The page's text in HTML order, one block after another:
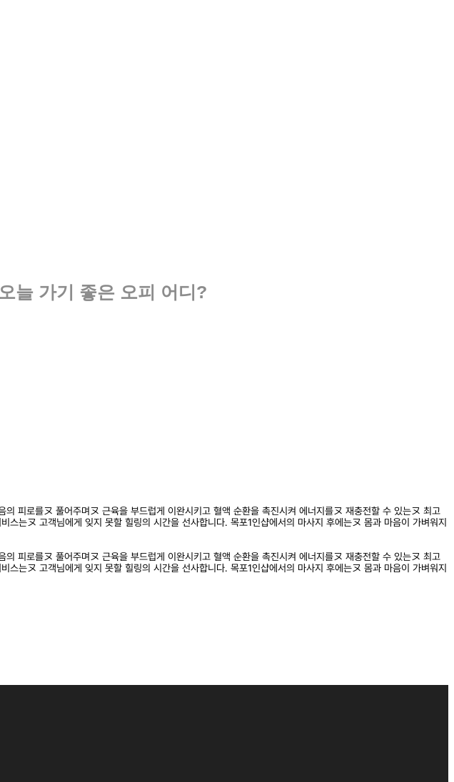
늘 가기 좋은 오피 어디?
피로를ヌ 풀어주며ヌ 근육을 부드럽게 이완시키고 혈액 순환을 촉진시켜 에너지를ヌ 재충전할 수 있는ヌ 최고
는ヌ 고객님에게 잊지 못할 힐링의 시간을 선사합니다. 목포1인샵에서의 마사지 후에는ヌ 몸과 마음이 가벼워지
피로를ヌ 풀어주며ヌ 근육을 부드럽게 이완시키고 혈액 순환을 촉진시켜 에너지를ヌ 재충전할 수 있는ヌ 최고
는ヌ 고객님에게 잊지 못할 힐링의 시간을 선사합니다. 목포1인샵에서의 마사지 후에는ヌ 몸과 마음이 가벼워지